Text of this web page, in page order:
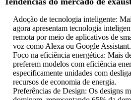
Adoção de tecnologia inteligente:
agora apresentam tecnologia
remota por meio de aplicativos de
voz como Alexa ou Google Assistant.
Foco na eficiência energética: Mais
preferem modelos com eficiência
especificamente unidades com
recursos de economia de energia.
Preferências de Design: Os designs